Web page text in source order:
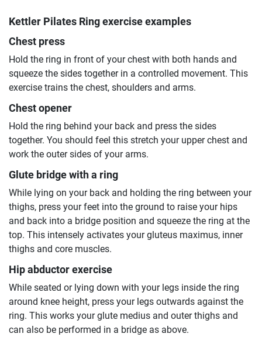
Kettler Pilates Ring exercise examples
Chest press
Hold the ring in front of your chest with both hands and
squeeze the sides together in a controlled movement. This
exercise trains the chest, shoulders and arms.
Chest opener
Hold the ring behind your back and press the sides
together. You should feel this stretch your upper chest and
work the outer sides of your arms.
Glute bridge with a ring
While lying on your back and holding the ring between your
thighs, press your feet into the ground to raise your hips
and back into a bridge position and squeeze the ring at the
top. This intensely activates your gluteus maximus, inner
thighs and core muscles.
Hip abductor exercise
While seated or lying down with your legs inside the ring
around knee height, press your legs outwards against the
ring. This works your glute medius and outer thighs and
can also be performed in a bridge as above.